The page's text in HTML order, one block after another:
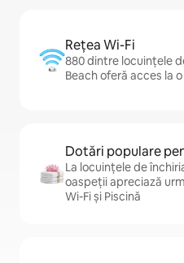
Rețea Wi-Fi
880 dintre locuințele
Beach oferă acces la
Dotări populare
La locuințele de
oaspeții apreciază
Wi-Fi și Piscină